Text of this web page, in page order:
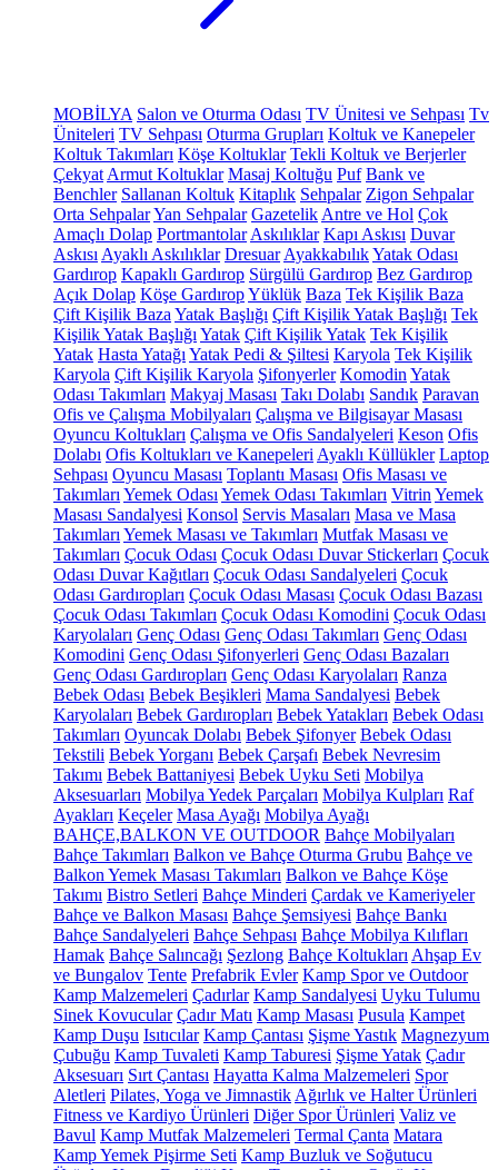
MOBİLYA Salon ve Oturma Odası TV Ünitesi ve Sehpası Tv
Üniteleri TV Sehpası Oturma Grupları Koltuk ve Kanepeler
Koltuk Takımları Köşe Koltuklar Tekli Koltuk ve Berjerler
Çekyat Armut Koltuklar Masaj Koltuğu Puf Bank ve
Benchler Sallanan Koltuk Kitaplık Sehpalar Zigon Sehpalar
Orta SehpalarYan Sehpalar Gazetelik Antre ve Hol Çok
Amaçlı Dolap Portmantolar Askılıklar Kapı Askısı Duvar
Askısı Ayaklı Askılıklar Dresuar AyakkabılıkYatak Odası
Gardırop Kapaklı Gardırop Sürgülü Gardırop Bez Gardırop
Açık Dolap Köşe GardıropYüklük Baza Tek Kişilik Baza
Çift Kişilik Baza Yatak Başlığı Çift Kişilik Yatak Başlığı Tek
Kişilik Yatak Başlığı Yatak Çift Kişilik Yatak Tek Kişilik
Yatak Hasta Yatağı Yatak Pedi & Şiltesi Karyola Tek Kişilik
Karyola Çift Kişilik Karyola Şifonyerler Komodin Yatak
Odası Takımları Makyaj Masası Takı Dolabı Sandık Paravan
Ofis ve Çalışma Mobilyaları Çalışma ve Bilgisayar Masası
Oyuncu Koltukları Çalışma ve Ofis Sandalyeleri Keson Ofis
Dolabı Ofis Koltukları ve Kanepeleri Ayaklı Küllükler Laptop
Sehpası Oyuncu Masası Toplantı Masası Ofis Masası ve
Takımları Yemek Odası Yemek Odası Takımları Vitrin Yemek
Masası Sandalyesi Konsol Servis Masaları Masa ve Masa
Takımları Yemek Masası ve Takımları Mutfak Masası ve
Takımları Çocuk Odası Çocuk Odası Duvar Stickerları Çocuk
Odası Duvar Kağıtları Çocuk Odası Sandalyeleri Çocuk
Odası Gardıropları Çocuk Odası Masası Çocuk Odası Bazası
Çocuk Odası Takımları Çocuk Odası Komodini Çocuk Odası
Karyolaları Genç Odası Genç Odası Takımları Genç Odası
Komodini Genç Odası Şifonyerleri Genç Odası Bazaları
Genç Odası Gardıropları Genç Odası Karyolaları Ranza
Bebek Odası Bebek Beşikleri Mama Sandalyesi Bebek
Karyolaları Bebek Gardıropları Bebek Yatakları Bebek Odası
Takımları Oyuncak Dolabı Bebek Şifonyer Bebek Odası
Tekstili Bebek Yorganı Bebek Çarşafı Bebek Nevresim
Takımı Bebek Battaniyesi Bebek Uyku Seti Mobilya
Aksesuarları Mobilya Yedek Parçaları Mobilya Kulpları Raf
Ayakları Keçeler Masa Ayağı Mobilya Ayağı
BAHÇE,BALKON VE OUTDOOR Bahçe Mobilyaları
Bahçe Takımları Balkon ve Bahçe Oturma Grubu Bahçe ve
Balkon Yemek Masası Takımları Balkon ve Bahçe Köşe
Takımı Bistro Setleri Bahçe Minderi Çardak ve Kameriyeler
Bahçe ve Balkon Masası Bahçe Şemsiyesi Bahçe Bankı
Bahçe Sandalyeleri Bahçe Sehpası Bahçe Mobilya Kılıfları
Hamak Bahçe Salıncağı Şezlong Bahçe Koltukları Ahşap Ev
ve Bungalov Tente Prefabrik Evler Kamp Spor ve Outdoor
Kamp Malzemeleri Çadırlar Kamp Sandalyesi Uyku Tulumu
Sinek Kovucular Çadır Matı Kamp Masası Pusula Kampet
Kamp Duşu Isıtıcılar Kamp Çantası Şişme Yastık Magnezyum
Çubuğu Kamp Tuvaleti Kamp Taburesi Şişme Yatak Çadır
Aksesuarı Sırt Çantası Hayatta Kalma Malzemeleri Spor
Aletleri Pilates, Yoga ve Jimnastik Ağırlık ve Halter Ürünleri
Fitness ve Kardiyo Ürünleri Diğer Spor Ürünleri Valiz ve
Bavul Kamp Mutfak Malzemeleri Termal Çanta Matara
Kamp Yemek Pişirme Seti Kamp Buzluk ve Soğutucu